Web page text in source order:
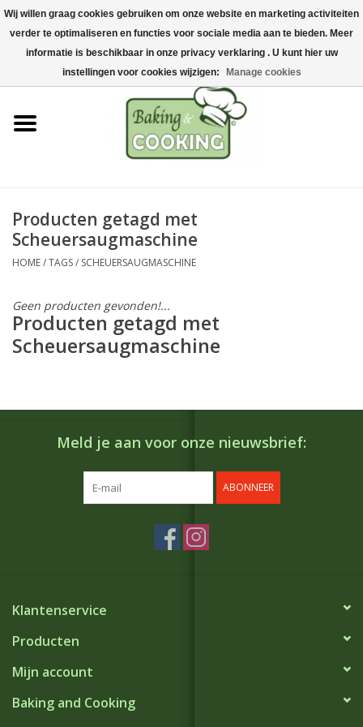
Home
Bak-& kookgerei
Machines & onderdelen
Chocolade & ijsbereiding
Hygiëne & opslag
Acties
Producten getagd met
Scheuersaugmaschine
HOME/TAGS/ SCHEUERSAUGMASCHINE
Geen producten gevonden!...
Producten getagd met
Scheuersaugmaschine
Meld je aan voor onze nieuwsbrief:
ABONNEER
Klantenservice
Producten
Mijn account
Baking and Cooking
Wij willen graag cookies gebruiken om onze website en marketing activiteiten
verder te optimaliseren en functies voor sociale media aan te bieden. Meer
informatie is beschikbaar in onze privacy verklaring . U kunt hier uw
instellingen voor cookies wijzigen:
Manage cookies